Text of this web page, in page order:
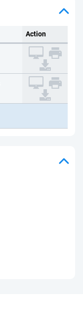
Action